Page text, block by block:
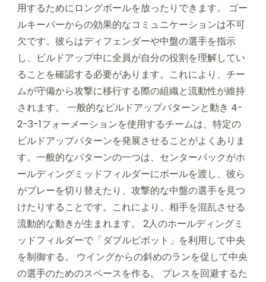
用するためにロングボールを放ったりできます。 ゴー
ルキーパーからの効果的なコミュニケーションは不可
欠です。彼らはディフェンダーや中盤の選手を指示
し、ビルドアップ中に全員が自分の役割を理解してい
ることを確認する必要があります。これにより、チー
ムが守備から攻撃に移行する際の組織と流動性が維持
されます。 一般的なビルドアップパターンと動き 4-
2-3-1フォーメーションを使用するチームは、特定の
ビルドアップパターンを発展させることがよくありま
す。一般的なパターンの一つは、センターバックがホ
ールディングミッドフィルダーにボールを渡し、彼ら
がプレーを切り替えたり、攻撃的な中盤の選手を見つ
けたりすることです。これにより、相手を混乱させる
流動的な動きが生まれます。 2人のホールディングミ
ッドフィルダーで「ダブルピボット」を利用して中央
を制御する。 ウイングからの斜めのランを促して中央
の選手のためのスペースを作る。 プレスを回避するた